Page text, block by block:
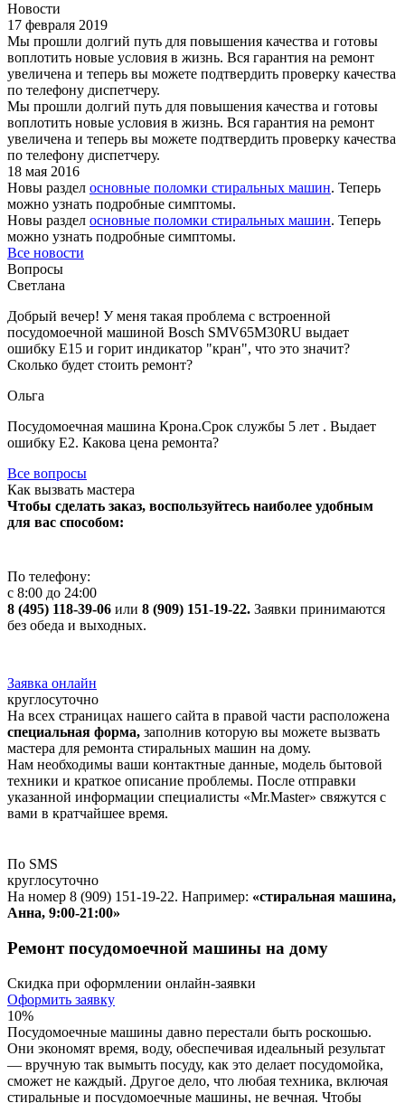
Новости
17 февраля 2019
Мы прошли долгий путь для повышения качества и готовы
воплотить новые условия в жизнь. Вся гарантия на ремонт
увеличена и теперь вы можете подтвердить проверку качества
по телефону диспетчеру.
Мы прошли долгий путь для повышения качества и готовы
воплотить новые условия в жизнь. Вся гарантия на ремонт
увеличена и теперь вы можете подтвердить проверку качества
по телефону диспетчеру.
18 мая 2016
Новы раздел основные поломки стиральных машин. Теперь
можно узнать подробные симптомы.
Новы раздел основные поломки стиральных машин. Теперь
можно узнать подробные симптомы.
Все новости
Вопросы
Светлана
Добрый вечер! У меня такая проблема с встроенной
посудомоечной машиной Bosch SMV65M30RU выдает
ошибку Е15 и горит индикатор "кран", что это значит?
Сколько будет стоить ремонт?
Ольга
Посудомоечная машина Крона.Срок службы 5 лет . Выдает
ошибку Е2. Какова цена ремонта?
Все вопросы
Как вызвать мастера
Чтобы сделать заказ, воспользуйтесь наиболее удобным
для вас способом:
По телефону:
с 8:00 до 24:00
8 (495) 118-39-06 или 8 (909) 151-19-22. Заявки принимаются
без обеда и выходных.
Заявка онлайн
круглосуточно
На всех страницах нашего сайта в правой части расположена
специальная форма, заполнив которую вы можете вызвать
мастера для ремонта стиральных машин на дому.
Нам необходимы ваши контактные данные, модель бытовой
техники и краткое описание проблемы. После отправки
указанной информации специалисты «Mr.Master» свяжутся с
вами в кратчайшее время.
По SMS
круглосуточно
На номер 8 (909) 151-19-22. Например: «стиральная машина,
Анна, 9:00-21:00»
Ремонт посудомоечной машины на дому
Скидка при оформлении онлайн-заявки
Оформить заявку
10%
Посудомоечные машины давно перестали быть роскошью.
Они экономят время, воду, обеспечивая идеальный результат
— вручную так вымыть посуду, как это делает посудомойка,
сможет не каждый. Другое дело, что любая техника, включая
стиральные и посудомоечные машины, не вечная. Чтобы